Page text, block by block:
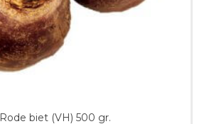
Rode biet (VH) 500 gr.